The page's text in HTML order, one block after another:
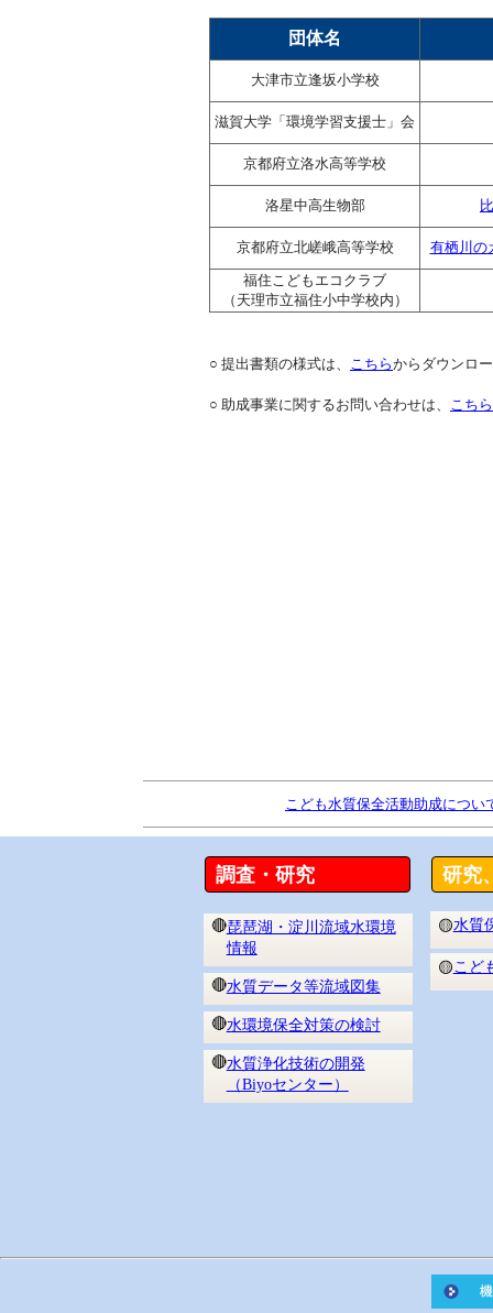
調査・研究
🔴琵琶湖・淀川流域水環境
情報
🔴水質データ等流域図集
🔴水環境保全対策の検討
🔴水質浄化技術の開発
（Biyoセンター）
研究
🟡水質
🟡こど
団体名
大津市立逢坂小学校
滋賀大学「環境学習支援士」会
京都府立洛水高等学校
洛星中高生物部
京都府立北嵯峨高等学校
有栖川の
福住こどもエコクラブ
（天理市立福住小中学校内）
○ 提出書類の様式は、 こちらからダウンロ
○ 助成事業に関するお問い合わせは、 こちら
こども水質保全活動助成につい